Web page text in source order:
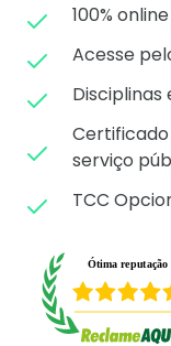
100%
Acesse
Disciplinas
serviço
TCC